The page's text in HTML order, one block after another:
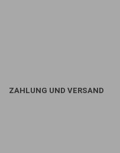
ZAHLUNG UND VERSAND